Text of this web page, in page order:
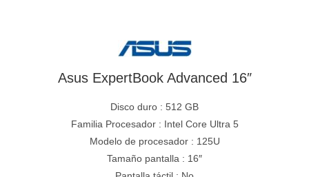
Asus ExpertBook Advanced 16″
Disco duro : 512 GB
Familia Procesador : Intel Core Ultra 5
Modelo de procesador : 125U
Tamaño pantalla : 16″